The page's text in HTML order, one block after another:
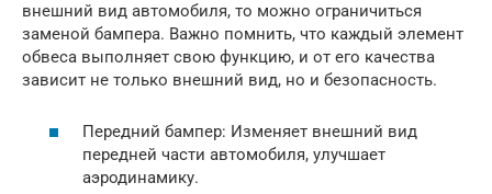
внешний вид автомобиля, то можно ограничиться
заменой бампера. Важно помнить, что каждый элемент
обвеса выполняет свою функцию, и от его качества
зависит не только внешний вид, но и безопасность.
Передний бампер: Изменяет внешний вид
передней части автомобиля, улучшает
аэродинамику.